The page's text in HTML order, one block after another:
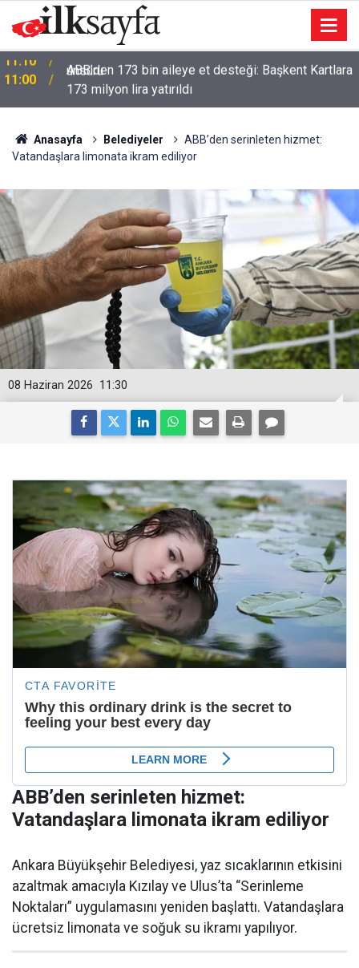
11:00
ABB’den 173 bin aileye et desteği: Başkent Kartlara
173 milyon lira yatırıldı
Anasayfa Belediyeler
ABB’den serinleten hizmet:
Vatandaşlara limonata ikram ediliyor
11:30
08 Haziran 2026
ABB’den serinleten hizmet:
Vatandaşlara limonata ikram ediliyor
Ankara Büyükşehir Belediyesi, yaz sıcaklarının etkisini
azaltmak amacıyla Kızılay ve Ulus’ta “Serinleme
Noktaları” uygulamasını yeniden başlattı. Vatandaşlara
ücretsiz limonata ve soğuk su ikramı yapılıyor.